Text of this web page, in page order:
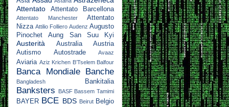
Attentato
Attentato Barcellona
Attentato Manchester
Attentato
Nizza Attilio Folliero Audenz Augusto
Pinochet
Aung San Suu Kyi
Austerità Australia
Austria
Autismo
Autostrade Avaaz
Aviaria Aziz Krichen B’Tselem Balfour
Banca Mondiale Banche
Bangladesh Bankitalia
Banksters BASF Bassem Tamimi
BAYER BCE BDS Beirut Belgio